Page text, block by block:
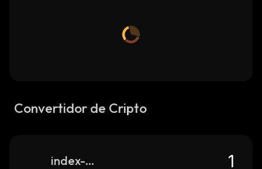
Convertidor de Cripto
index-coop-matic-2x-flexible-leverage-index